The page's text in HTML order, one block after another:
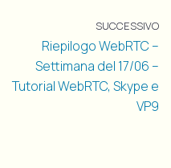
SUCCESSIVO
Riepilogo WebRTC –
Settimana del 17/06 –
Tutorial WebRTC, Skype e
VP9